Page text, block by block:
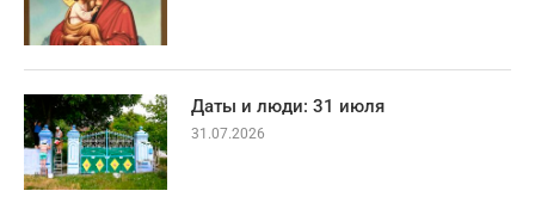
Даты и люди: 31 июля
31.07.2026